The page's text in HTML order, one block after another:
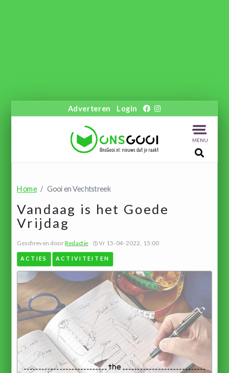
Adverteren Login
MENU
Home Gooi en Vechtstreek
Vandaag is het Goede
Vrijdag
Geschreven doorRedactie Vr 15-04-2022, 15:00
ACTIES ACTIVITEITEN